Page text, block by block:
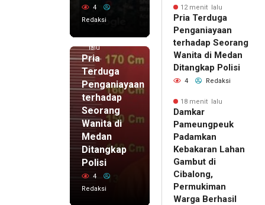
4
Redaksi
12 menit
lalu
Pria
Terduga
Penganiayaan
terhadap
Seorang
Wanita di
Medan
Ditangkap
Polisi
4
Redaksi
12 menit lalu
Pria Terduga
Penganiayaan
terhadap Seorang
Wanita di Medan
Ditangkap Polisi
4 Redaksi
18 menit lalu
Damkar
Pameungpeuk
Padamkan
Kebakaran Lahan
Gambut di
Cibalong,
Permukiman
Warga Berhasil